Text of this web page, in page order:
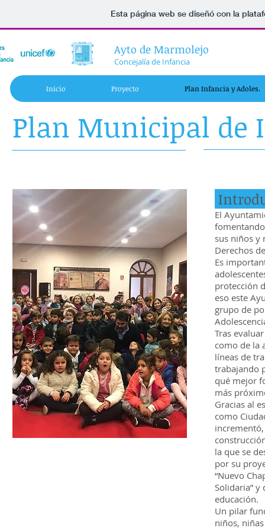
Esta página web se diseñó con la
Ayto de Marmolejo
Concejalía de Infancia
Inicio Proyecto Plan Infancia y Adoles.
Plan Municipal de
El
sus niños y
Derechos
Es
protección
eso este
grupo de
Tras
como de la
líneas de
trabajando
qué mejor
más
Gracias al
como
la que se
por su
“Nuevo
Solidaria”
educación.
Un pilar
niños,